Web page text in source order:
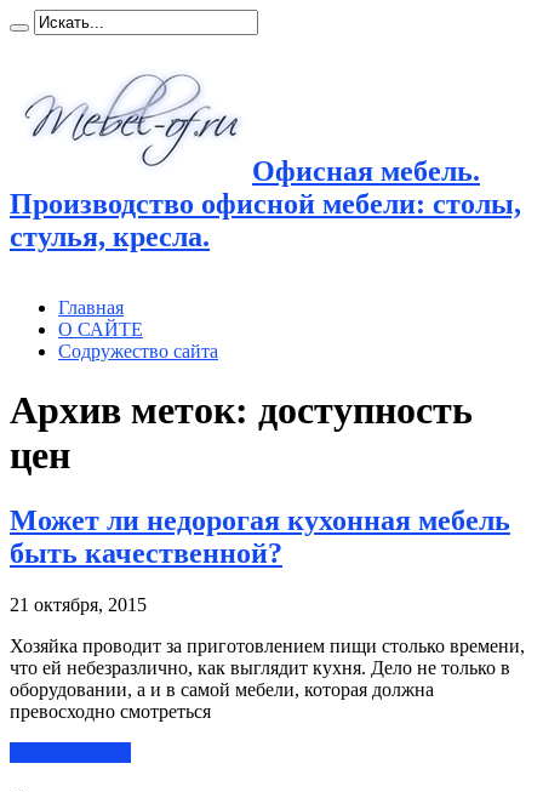
Офисная мебель.
Производство офисной мебели: столы,
стулья, кресла.
Главная
О САЙТЕ
Содружество сайта
Архив меток: доступность
цен
Может ли недорогая кухонная мебель
быть качественной?
21 октября, 2015
Хозяйка проводит за приготовлением пищи столько времени,
что ей небезразлично, как выглядит кухня. Дело не только в
оборудовании, а и в самой мебели, которая должна
превосходно смотреться